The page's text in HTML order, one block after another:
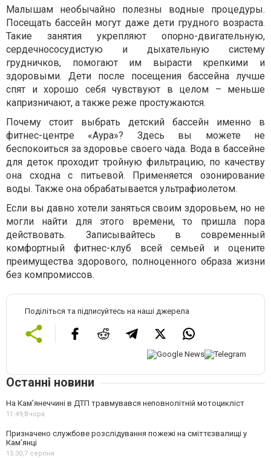
Малышам необычайно полезны водные процедуры.
Посещать бассейн могут даже дети грудного возраста.
Такие занятия укрепляют опорно-двигательную,
сердечнососудистую и дыхательную систему
грудничков, помогают им вырасти крепкими и
здоровыми. Дети после посещения бассейна лучше
спят и хорошо себя чувствуют в целом – меньше
капризничают, а также реже простужаются.
Почему стоит выбрать детский бассейн именно в
фитнес-центре «Аура»? Здесь вы можете не
беспокоиться за здоровье своего чада. Вода в бассейне
для деток проходит тройную фильтрацию, по качеству
она сходна с питьевой. Применяется озонирование
воды. Также она обрабатывается ультрафиолетом.
Если вы давно хотели заняться своим здоровьем, но не
могли найти для этого времени, то пришла пора
действовать. Записывайтесь в современный
комфортный фитнес-клуб всей семьей и оцените
преимущества здорового, полноценного образа жизни
без компромиссов.
Поділіться та підписуйтесь на наші джерела
Останні новини
На Кам’янеччині в ДТП травмувався неповнолітній мотоцикліст
11:49,Вчора
Призначено службове розслідування пожежі на сміттєзвалищі у
Кам’янці
15:30,7 серпня